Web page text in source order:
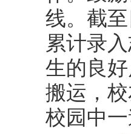
线。截
累计录
生的良
搬运，
校园中